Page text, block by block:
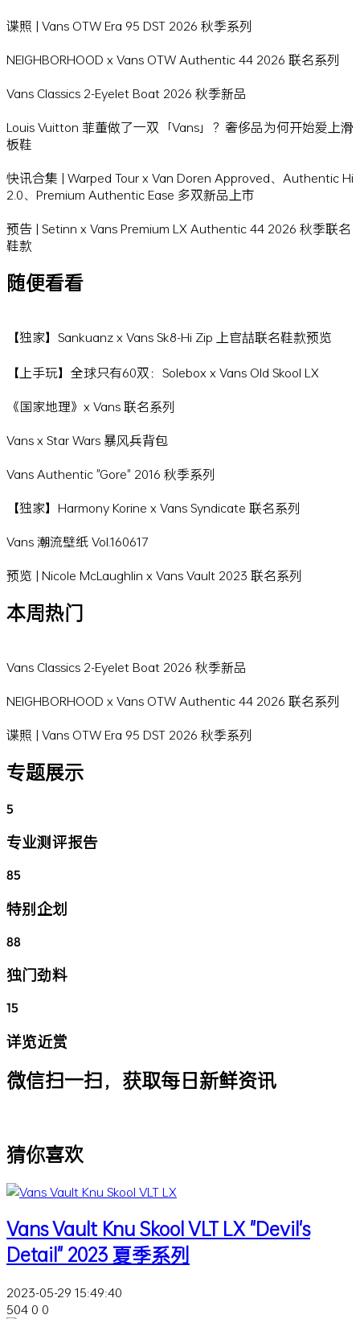
谍照 | Vans OTW Era 95 DST 2026 秋季系列
NEIGHBORHOOD x Vans OTW Authentic 44 2026 联名系列
Vans Classics 2-Eyelet Boat 2026 秋季新品
Louis Vuitton 菲董做了一双「Vans」？奢侈品为何开始爱上滑
板鞋
快讯合集 | Warped Tour x Van Doren Approved、Authentic Hi
2.0、Premium Authentic Ease 多双新品上市
预告 | Setinn x Vans Premium LX Authentic 44 2026 秋季联名
鞋款
随便看看
【独家】Sankuanz x Vans Sk8-Hi Zip 上官喆联名鞋款预览
【上手玩】全球只有60双：Solebox x Vans Old Skool LX
《国家地理》x Vans 联名系列
Vans x Star Wars 暴风兵背包
Vans Authentic "Gore" 2016 秋季系列
【独家】Harmony Korine x Vans Syndicate 联名系列
Vans 潮流壁纸 Vol.160617
预览 | Nicole McLaughlin x Vans Vault 2023 联名系列
本周热门
Vans Classics 2-Eyelet Boat 2026 秋季新品
NEIGHBORHOOD x Vans OTW Authentic 44 2026 联名系列
谍照 | Vans OTW Era 95 DST 2026 秋季系列
专题展示
5
专业测评报告
85
特别企划
88
独门劲料
15
详览近赏
微信扫一扫，获取每日新鲜资讯
猜你喜欢
Vans Vault Knu Skool VLT LX "Devil's
Detail" 2023 夏季系列
2023-05-29 15:49:40
504 0 0